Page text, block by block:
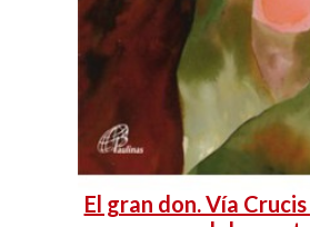
El gran don. Vía